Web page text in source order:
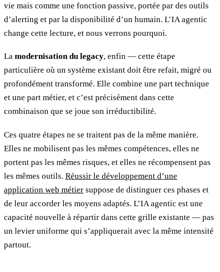
vie mais comme une fonction passive, portée par des outils
d’alerting et par la disponibilité d’un humain. L’IA agentic
change cette lecture, et nous verrons pourquoi.
La modernisation du legacy, enfin — cette étape
particulière où un système existant doit être refait, migré ou
profondément transformé. Elle combine une part technique
et une part métier, et c’est précisément dans cette
combinaison que se joue son irréductibilité.
Ces quatre étapes ne se traitent pas de la même manière.
Elles ne mobilisent pas les mêmes compétences, elles ne
portent pas les mêmes risques, et elles ne récompensent pas
les mêmes outils. Réussir le développement d’une
application web métier suppose de distinguer ces phases et
de leur accorder les moyens adaptés. L’IA agentic est une
capacité nouvelle à répartir dans cette grille existante — pas
un levier uniforme qui s’appliquerait avec la même intensité
partout.